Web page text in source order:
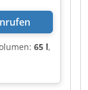
65 l,
1.500